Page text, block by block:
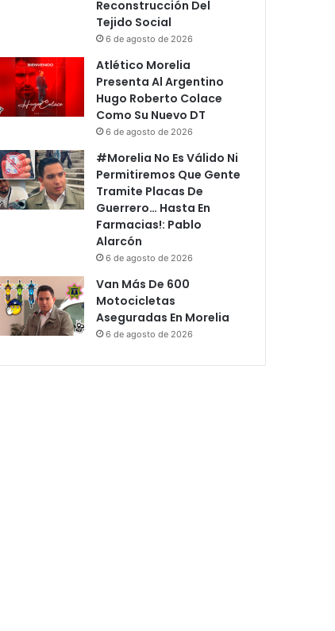
Reconstrucción Del
Tejido Social
6 de agosto de 2026
Atlético Morelia
Presenta Al Argentino
Hugo Roberto Colace
Como Su Nuevo DT
6 de agosto de 2026
#Morelia No Es Válido Ni
Permitiremos Que Gente
Tramite Placas De
Guerrero… Hasta En
Farmacias!: Pablo
Alarcón
6 de agosto de 2026
Van Más De 600
Motocicletas
Aseguradas En Morelia
6 de agosto de 2026